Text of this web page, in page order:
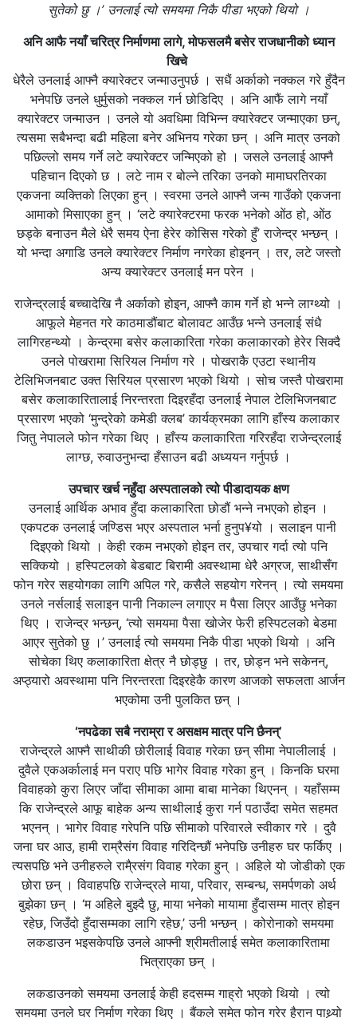
सुतेको छु ।’ उनलाई त्यो समयमा निकै पीडा भएको थियो ।
अनि आफै नयाँ चरित्र निर्माणमा लागे, मोफसलमै बसेर राजधानीको ध्यान
खिचे
धेरैले उनलाई आफ्नै क्यारेक्टर जन्माउनुपर्छ । सधैं अर्काको नक्कल गरे हुँदैन
भनेपछि उनले धुर्मुसको नक्कल गर्न छोडिदिए । अनि आफैं लागे नयाँ
क्यारेक्टर जन्माउन । उनले यो अवधिमा विभिन्न क्यारेक्टर जन्माएका छन्,
त्यसमा सबैभन्दा बढी महिला बनेर अभिनय गरेका छन् । अनि मात्र उनको
पछिल्लो समय गर्ने लटे क्यारेक्टर जन्मिएको हो । जसले उनलाई आफ्नै
पहिचान दिएको छ । लटे नाम र बोल्ने तरिका उनको मामाघरतिरका
एकजना व्यक्तिको लिएका हुन् । स्वरमा उनले आफ्नै जन्म गाउँको एकजना
आमाको मिसाएका हुन् । ‘लटे क्यारेक्टरमा फरक भनेको ओंठ हो, ओंठ
छड्के बनाउन मैले धेरै समय ऐना हेरेर कोसिस गरेको हुँ’ राजेन्द्र भन्छन् ।
यो भन्दा अगाडि उनले क्यारेक्टर निर्माण नगरेका होइनन् । तर, लटे जस्तो
अन्य क्यारेक्टर उनलाई मन परेन ।
राजेन्द्रलाई बच्चादेखि नै अर्काको होइन, आफ्नै काम गर्ने हो भन्ने लाग्थ्यो ।
आफूले मेहनत गरे काठमाडौंबाट बोलावट आउँछ भन्ने उनलाई संधै
लागिरहन्थ्यो । केन्द्रमा बसेर कलाकारिता गरेका कलाकारको हेरेर सिक्दै
उनले पोखरामा सिरियल निर्माण गरे । पोखराकै एउटा स्थानीय
टेलिभिजनबाट उक्त सिरियल प्रसारण भएको थियो । सोच जस्तै पोखरामा
बसेर कलाकारितालाई निरन्तरता दिइरहँदा उनलाई नेपाल टेलिभिजनबाट
प्रसारण भएको ‘मुन्द्रेको कमेडी क्लब’ कार्यक्रमका लागि हाँस्य कलाकार
जितु नेपालले फोन गरेका थिए । हाँस्य कलाकारिता गरिरहँदा राजेन्द्रलाई
लाग्छ, रुवाउनुभन्दा हँसाउन बढी अध्ययन गर्नुपर्छ ।
उपचार खर्च नहुँदा अस्पतालको त्यो पीडादायक क्षण
उनलाई आर्थिक अभाव हुँदा कलाकारिता छोडौं भन्ने नभएको होइन ।
एकपटक उनलाई जण्डिस भएर अस्पताल भर्ना हुनुप¥यो । सलाइन पानी
दिइएको थियो । केही रकम नभएको होइन तर, उपचार गर्दा त्यो पनि
सक्कियो । हस्पिटलको बेडबाट बिरामी अवस्थामा धेरै अग्रज, साथीसँग
फोन गरेर सहयोगका लागि अपिल गरे, कसैले सहयोग गरेनन् । त्यो समयमा
उनले नर्सलाई सलाइन पानी निकाल्न लगाएर म पैसा लिएर आउँछु भनेका
थिए । राजेन्द्र भन्छन्, ‘त्यो समयमा पैसा खोजेर फेरी हस्पिटलको बेडमा
आएर सुतेको छु ।’ उनलाई त्यो समयमा निकै पीडा भएको थियो । अनि
सोचेका थिए कलाकारिता क्षेत्र नै छोड्छु । तर, छोड्न भने सकेनन्,
अप्ठ्यारो अवस्थामा पनि निरन्तरता दिइरहेकै कारण आजको सफलता आर्जन
भएकोमा उनी पुलकित छन् ।
‘नपढेका सबै नराम्रा र असक्षम मात्र पनि छैनन्’
राजेन्द्रले आफ्नै साथीकी छोरीलाई विवाह गरेका छन् सीमा नेपालीलाई ।
दुवैले एकअर्कालाई मन पराए पछि भागेर विवाह गरेका हुन् । किनकि घरमा
विवाहको कुरा लिएर जाँदा सीमाका आमा बाबा मानेका थिएनन् । यहाँसम्म
कि राजेन्द्रले आफू बाहेक अन्य साथीलाई कुरा गर्न पठाउँदा समेत सहमत
भएनन् । भागेर विवाह गरेपनि पछि सीमाको परिवारले स्वीकार गरे । दुवै
जना घर आउ, हामी राम्रैसंग विवाह गरिदिन्छौं भनेपछि उनीहरु घर फर्किए ।
त्यसपछि भने उनीहरुले रामै्रसंग विवाह गरेका हुन् । अहिले यो जोडीको एक
छोरा छन् । विवाहपछि राजेन्द्रले माया, परिवार, सम्बन्ध, समर्पणको अर्थ
बुझेका छन् । ‘म अहिले बुझ्दै छु, माया भनेको मायामा हुँदासम्म मात्र होइन
रहेछ, जिउँदो हुँदासम्मका लागि रहेछ,’ उनी भन्छन् । कोरोनाको समयमा
लकडाउन भइसकेपछि उनले आफ्नी श्रीमतीलाई समेत कलाकारितामा
भित्राएका छन् ।
लकडाउनको समयमा उनलाई केही हदसम्म गाह्रो भएको थियो । त्यो
समयमा उनले घर निर्माण गरेका थिए । बैंकले समेत फोन गरेर हैरान पाथ्र्यो